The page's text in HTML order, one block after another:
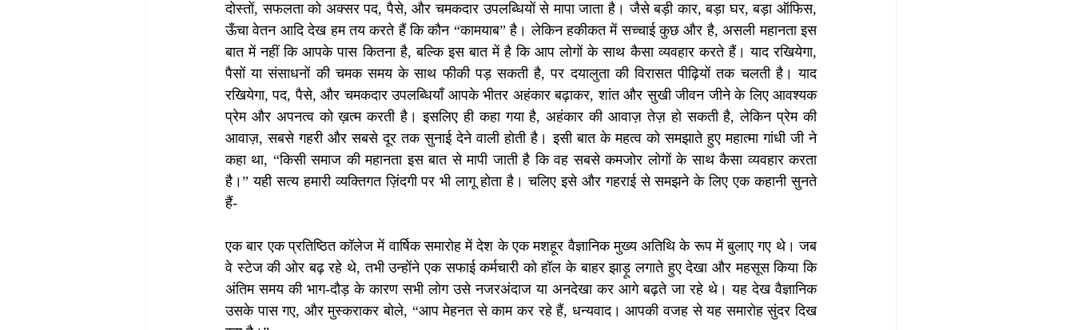
दोस्तों, सफलता को अक्सर पद, पैसे, और चमकदार उपलब्धियों से मापा जाता है। जैसे बड़ी कार, बड़ा घर, बड़ा ऑफिस,
ऊँचा वेतन आदि देख हम तय करते हैं कि कौन “कामयाब” है। लेकिन हकीकत में सच्चाई कुछ और है, असली महानता इस
बात में नहीं कि आपके पास कितना है, बल्कि इस बात में है कि आप लोगों के साथ कैसा व्यवहार करते हैं। याद रखियेगा,
पैसों या संसाधनों की चमक समय के साथ फीकी पड़ सकती है, पर दयालुता की विरासत पीढ़ियों तक चलती है। याद
रखियेगा, पद, पैसे, और चमकदार उपलब्धियाँ आपके भीतर अहंकार बढ़ाकर, शांत और सुखी जीवन जीने के लिए आवश्यक
प्रेम और अपनत्व को ख़त्म करती है। इसलिए ही कहा गया है, अहंकार की आवाज़ तेज़ हो सकती है, लेकिन प्रेम की
आवाज़, सबसे गहरी और सबसे दूर तक सुनाई देने वाली होती है। इसी बात के महत्व को समझाते हुए महात्मा गांधी जी ने
कहा था, “किसी समाज की महानता इस बात से मापी जाती है कि वह सबसे कमजोर लोगों के साथ कैसा व्यवहार करता
है।” यही सत्य हमारी व्यक्तिगत ज़िंदगी पर भी लागू होता है। चलिए इसे और गहराई से समझने के लिए एक कहानी सुनते
हैं-
एक बार एक प्रतिष्ठित कॉलेज में वार्षिक समारोह में देश के एक मशहूर वैज्ञानिक मुख्य अतिथि के रूप में बुलाए गए थे। जब
वे स्टेज की ओर बढ़ रहे थे, तभी उन्होंने एक सफाई कर्मचारी को हॉल के बाहर झाड़ू लगाते हुए देखा और महसूस किया कि
अंतिम समय की भाग-दौड़ के कारण सभी लोग उसे नजरअंदाज या अनदेखा कर आगे बढ़ते जा रहे थे। यह देख वैज्ञानिक
उसके पास गए, और मुस्कराकर बोले, “आप मेहनत से काम कर रहे हैं, धन्यवाद। आपकी वजह से यह समारोह सुंदर दिख